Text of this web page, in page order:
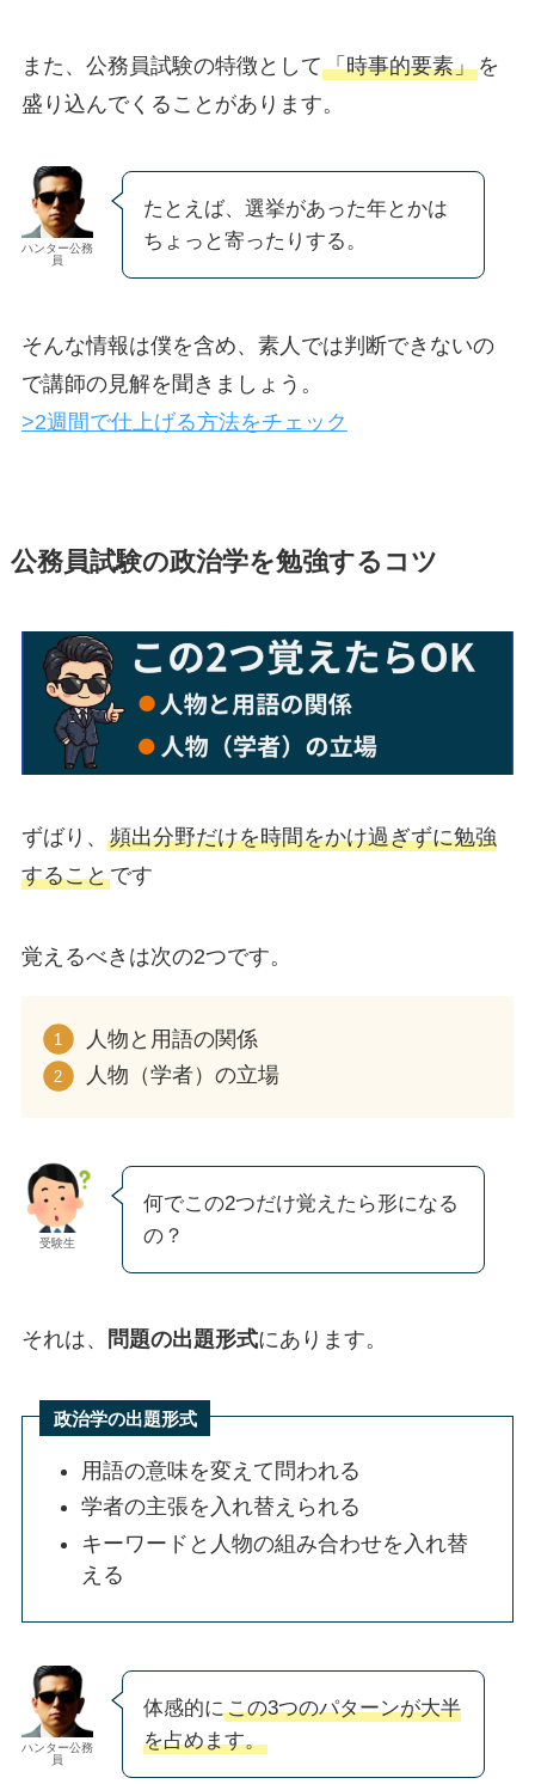
また、公務員試験の特徴として「時事的要素」を
盛り込んでくることがあります。
ハンター公務
員
たとえば、選挙があった年とかは
ちょっと寄ったりする。
そんな情報は僕を含め、素人では判断できないの
で講師の見解を聞きましょう。
>2週間で仕上げる方法をチェック
公務員試験の政治学を勉強するコツ
ずばり、 頻出分野だけを時間をかけ過ぎずに勉強
することです
覚えるべきは次の2つです。
人物と用語の関係
人物（学者）の立場
受験生
何でこの2つだけ覚えたら形になる
の？
それは、 問題の出題形式にあります。
政治学の出題形式
用語の意味を変えて問われる
学者の主張を入れ替えられる
キーワードと人物の組み合わせを入れ替
える
ハンター公務
員
体感的にこの3つのパターンが大半
を占めます。